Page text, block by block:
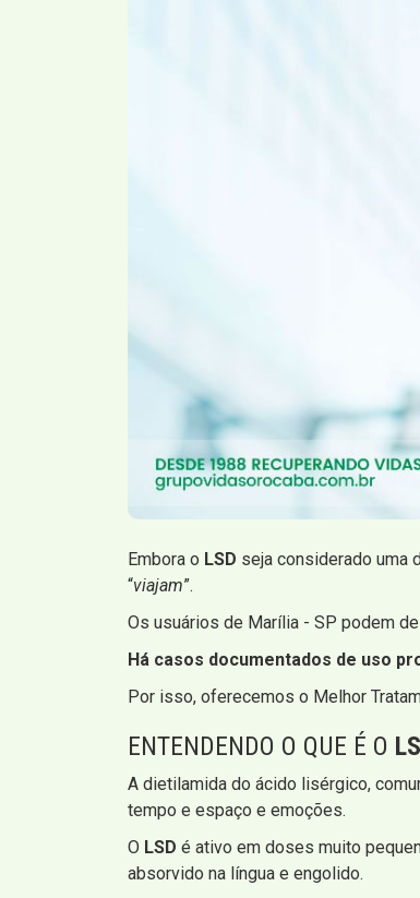
Embora o LSD seja considerado uma
“viajam”.
Os usuários de Marília - SP podem
Há casos documentados de uso
Por isso, oferecemos o Melhor
ENTENDENDO O QUE É O
A dietilamida do ácido lisérgico,
tempo e espaço e emoções.
O LSD é ativo em doses muito
absorvido na língua e engolido.